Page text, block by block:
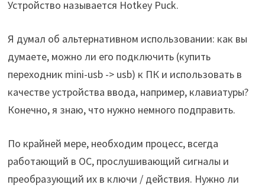
Устройство называется Hotkey Puck.
Я думал об альтернативном использовании: как вы
думаете, можно ли его подключить (купить
переходник mini-usb -> usb) к ПК и использовать в
качестве устройства ввода, например, клавиатуры?
Конечно, я знаю, что нужно немного подправить.
По крайней мере, необходим процесс, всегда
работающий в ОС, прослушивающий сигналы и
преобразующий их в ключи / действия. Нужно ли